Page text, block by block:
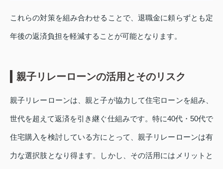
これらの対策を組み合わせることで、退職金に頼らずとも定
年後の返済負担を軽減することが可能となります。
親子リレーローンの活用とそのリスク
親子リレーローンは、親と子が協力して住宅ローンを組み、
世代を超えて返済を引き継ぐ仕組みです。特に40代・50代で
住宅購入を検討している方にとって、親子リレーローンは有
力な選択肢となり得ます。しかし、その活用にはメリットと